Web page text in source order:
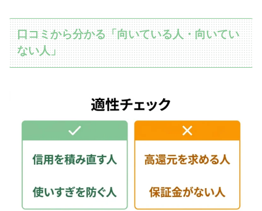
口コミから分かる「向いている人・向いてい
ない人」